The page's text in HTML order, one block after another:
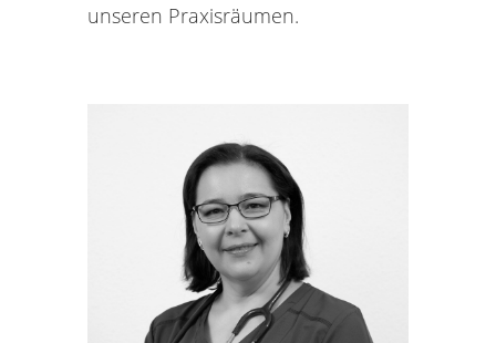
unseren Praxisräumen.